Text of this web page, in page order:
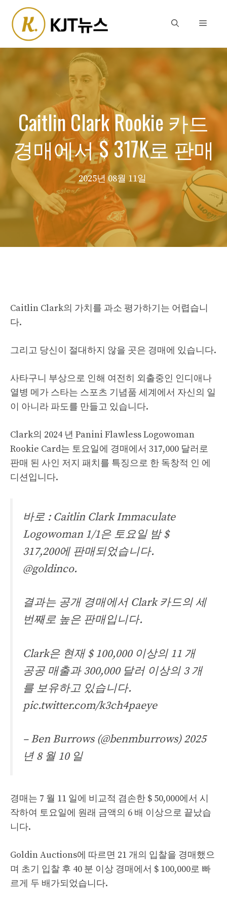
content
Menu
Caitlin Clark Rookie 카드
경매에서 $ 317K로 판매
2025년 08월 11일
Caitlin Clark의 가치를 과소 평가하기는 어렵습니
다.
그리고 당신이 절대하지 않을 곳은 경매에 있습니다.
사타구니 부상으로 인해 여전히 외출중인 인디애나
열병 메가 스타는 스포츠 기념품 세계에서 자신의 일
이 아니라 파도를 만들고 있습니다.
Clark의 2024 년 Panini Flawless Logowoman
Rookie Card는 토요일에 경매에서 317,000 달러로
판매 된 사인 저지 패치를 특징으로 한 독창적 인 에
디션입니다.
바로 : Caitlin Clark Immaculate
Logowoman 1/1은 토요일 밤 $
317,200에 판매되었습니다.
@goldinco.
결과는 공개 경매에서 Clark 카드의 세
번째로 높은 판매입니다.
Clark은 현재 $ 100,000 이상의 11 개
공공 매출과 300,000 달러 이상의 3 개
를 보유하고 있습니다.
pic.twitter.com/k3ch4paeye
– Ben Burrows (@benmburrows)2025
년 8 월 10 일
경매는 7 월 11 일에 비교적 겸손한 $ 50,000에서 시
작하여 토요일에 원래 금액의 6 배 이상으로 끝났습
니다.
Goldin Auctions에 따르면 21 개의 입찰을 경매했으
며 초기 입찰 후 40 분 이상 경매에서 $ 100,000로 빠
르게 두 배가되었습니다.